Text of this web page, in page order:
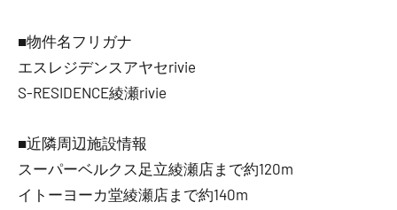
■物件名フリガナ
エスレジデンスアヤセrivie
S-RESIDENCE綾瀬rivie
■近隣周辺施設情報
スーパーベルクス足立綾瀬店まで約120m
イトーヨーカ堂綾瀬店まで約140m